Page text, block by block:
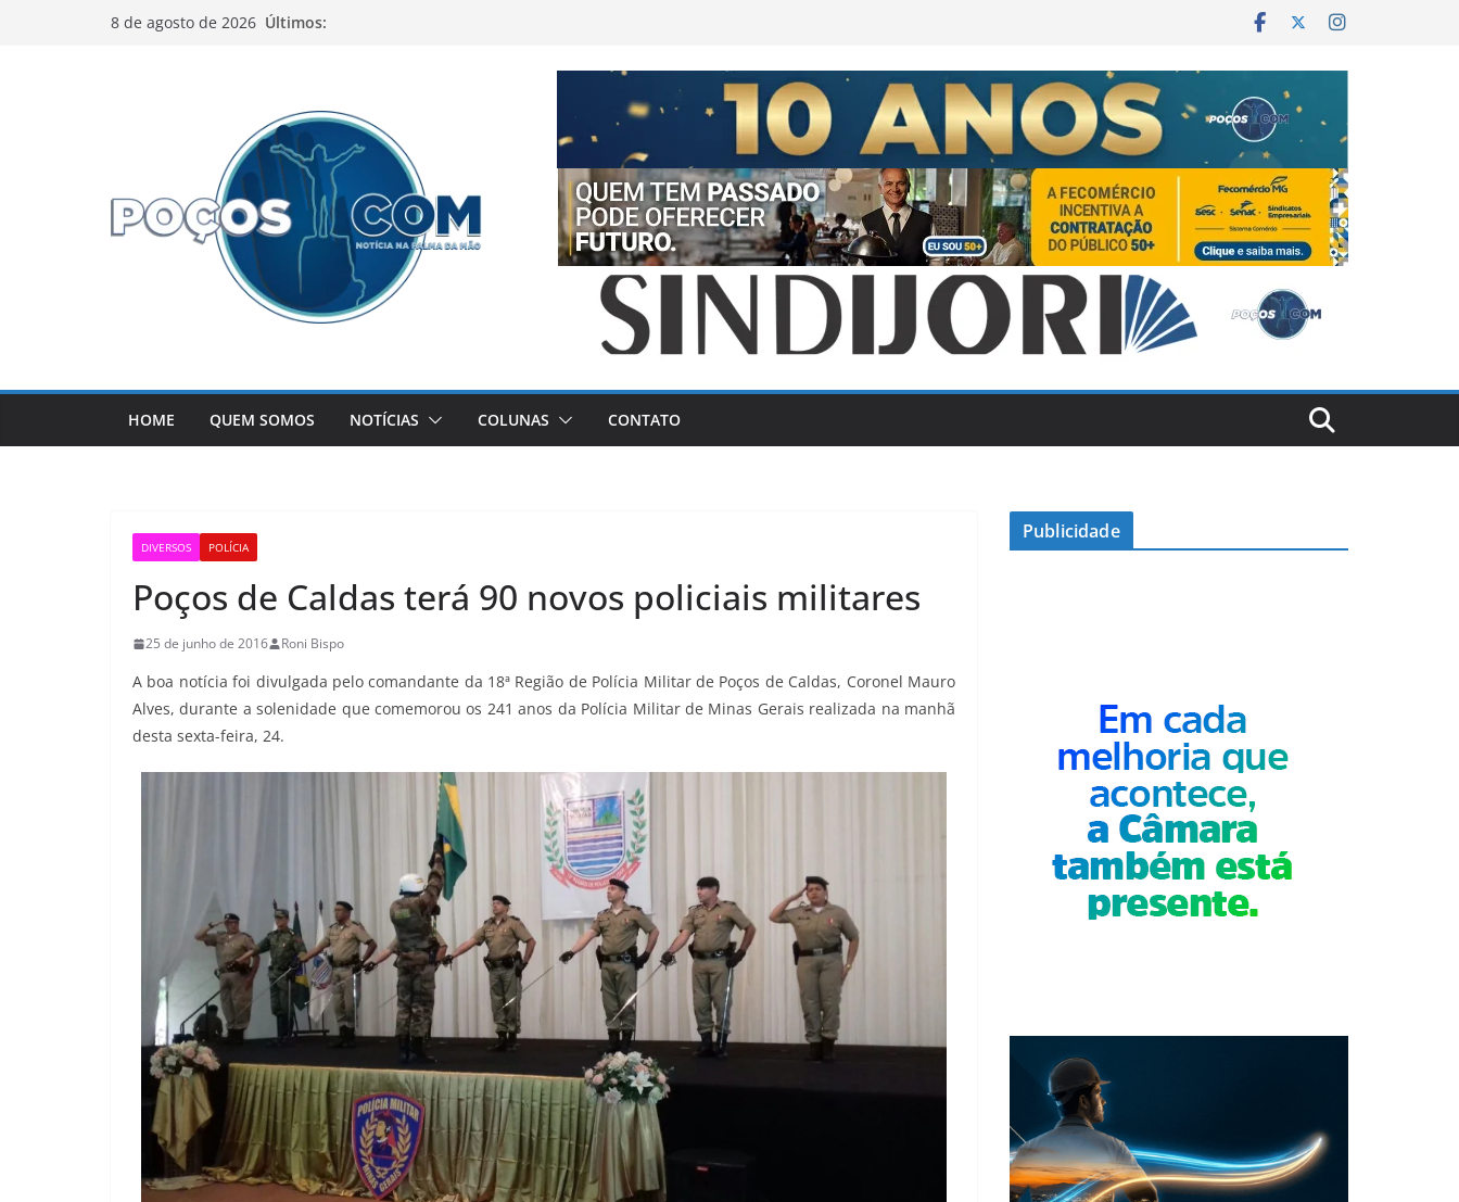
8 de agosto de 2026 Últimos:
HOME QUEM SOMOS NOTÍCIAS COLUNAS CONTATO
DIVERSOS POLÍCIA
Poços de Caldas terá 90 novos policiais militares
25 de junho de 2016 Roni Bispo
A boa notícia foi divulgada pelo comandante da 18ª Região de Polícia Militar de Poços de Caldas, Coronel Mauro
Alves, durante a solenidade que comemorou os 241 anos da Polícia Militar de Minas Gerais realizada na manhã
desta sexta-feira, 24.
Publicidade